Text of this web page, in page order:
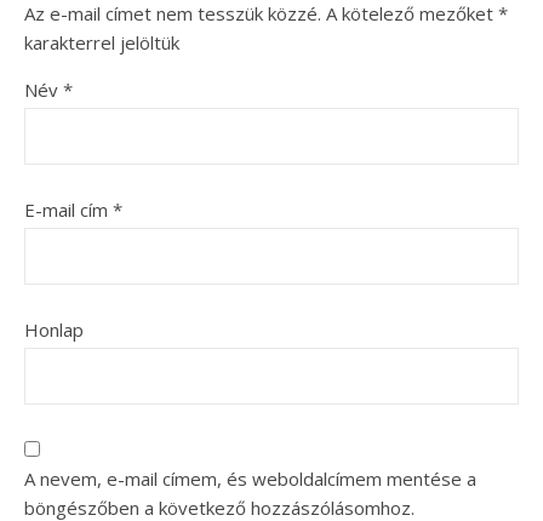
Az e-mail címet nem tesszük közzé. A kötelező mezőket *
karakterrel jelöltük
Név *
E-mail cím *
Honlap
A nevem, e-mail címem, és weboldalcímem mentése a
böngészőben a következő hozzászólásomhoz.